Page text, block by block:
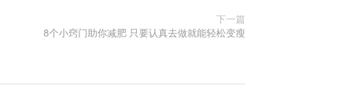
下一篇
8个小窍门助你减肥 只要认真去做就能轻松变瘦